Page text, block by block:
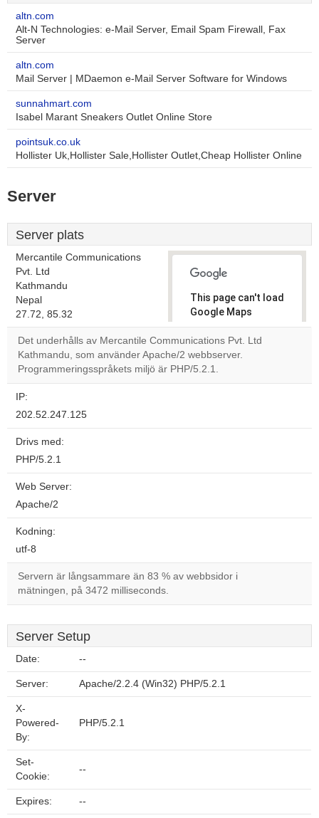
altn.com
Alt-N Technologies: e-Mail Server, Email Spam Firewall, Fax
Server
altn.com
Mail Server | MDaemon e-Mail Server Software for Windows
sunnahmart.com
Isabel Marant Sneakers Outlet Online Store
pointsuk.co.uk
Hollister Uk,Hollister Sale,Hollister Outlet,Cheap Hollister Online
Server
Server plats
Mercantile Communications
Pvt. Ltd
Kathmandu
Nepal
27.72, 85.32
This page can't load
Google Maps
correctly.
Do you
own this
Det underhålls av Mercantile Communications Pvt. Ltd
Kathmandu, som använder Apache/2 webbserver.
Programmeringsspråkets miljö är PHP/5.2.1.
IP:
202.52.247.125
Drivs med:
PHP/5.2.1
Web Server:
Apache/2
Kodning:
utf-8
Servern är långsammare än 83 % av webbsidor i
mätningen, på 3472 milliseconds.
Server Setup
Date: --
Server: Apache/2.2.4 (Win32) PHP/5.2.1
X-
Powered-
By:
PHP/5.2.1
Set-
Cookie:
--
Expires: --